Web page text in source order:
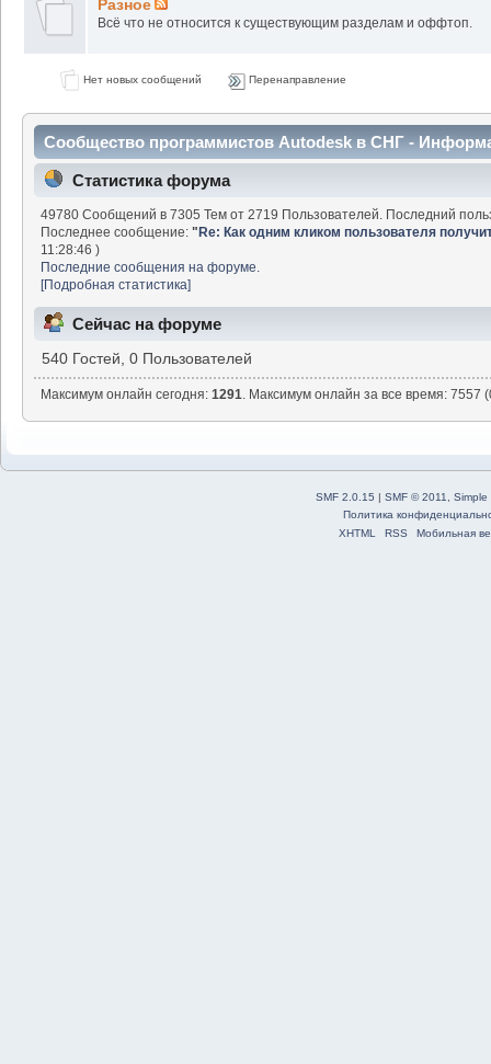
Разное
Всё что не относится к существующим разделам и оффтоп.
Нет новых сообщений Перенаправление
Сообщество программистов Autodesk в СНГ -
Статистика форума
49780 Сообщений в 7305 Тем от 2719 Пользователей. Последний
Последнее сообщение:"Re: Как одним кликом пользователя
11:28:46 )
Последние сообщения на форуме.
[Подробная статистика]
Сейчас на форуме
540 Гостей, 0 Пользователей
Максимум онлайн сегодня:1291. Максимум онлайн за все время: 7557
SMF 2.0.15 | SMF © 2011
Simple
Политика
XHTML
RSS Мобильная